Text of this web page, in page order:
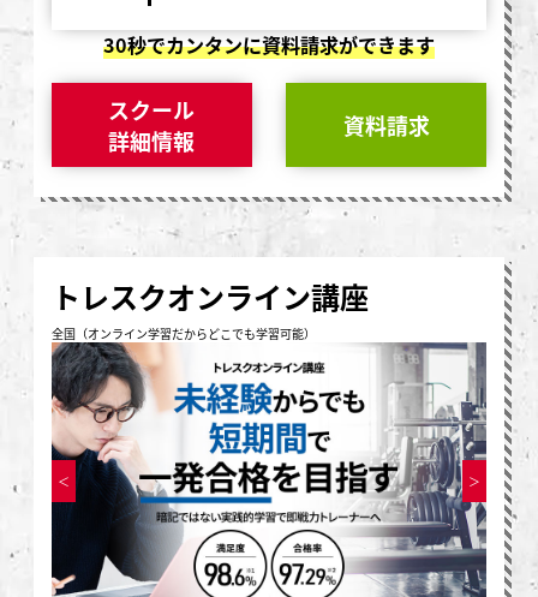
30秒でカンタンに資料請求ができます
スクール
詳細情報
資料請求
トレスクオンライン講座
全国（オンライン学習だからどこでも学習可能）